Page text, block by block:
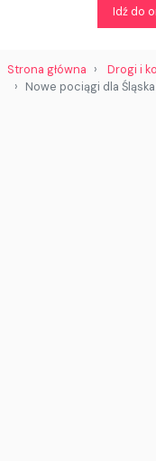
Idź do
Strona główna
Drogi i
Nowe pociągi dla